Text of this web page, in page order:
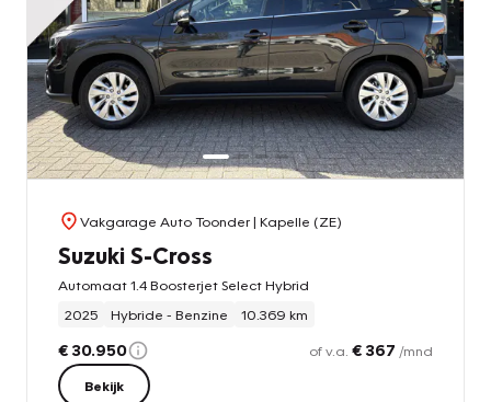
Vakgarage Auto Toonder| Kapelle (ZE)
Suzuki S-Cross
Automaat 1.4 Boosterjet Select Hybrid
2025
Hybride - Benzine 10.369 km
€ 30.950 of v.a. € 367 /mnd
Bekijk